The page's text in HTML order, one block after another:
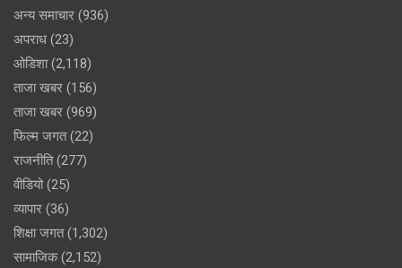
अन्य समाचार (936)
अपराध (23)
ओडिशा(2,118)
ताजा खबर (156)
ताजा खबर (969)
फिल्म जगत(22)
राजनीति(277)
वीडियो(25)
व्यापार (36)
शिक्षा जगत(1,302)
सामाजिक(2,152)